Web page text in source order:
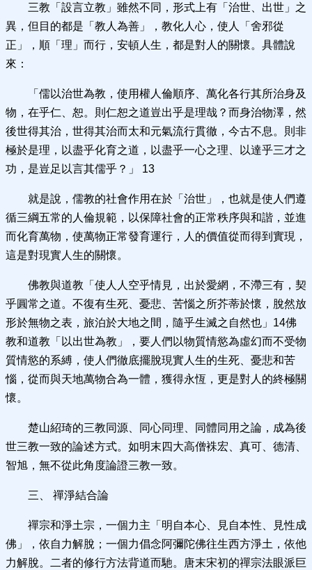
三教「設言立教」雖然不同，形式上有「治世、出世」之
異，但目的都是「教人為善」，教化人心，使人「舍邪從
正」，順「理」而行，安頓人生，都是對人的關懷。具體說
來：
「儒以治世為教，使用權人倫順序、萬化各行其所治身及
物，在乎仁、恕。則仁恕之道豈出乎是理哉？而身治物澤，然
後世得其治，世得其治而太和元氣流行貫徹，今古不息。則非
極於是理，以盡乎化育之道，以盡乎一心之理、以達乎三才之
功，是豈足以言其儒乎？」 13
就是說，儒教的社會作用在於「治世」，也就是使人們遵
循三綱五常的人倫規範，以保障社會的正常秩序與和諧，並進
而化育萬物，使萬物正常發育運行，人的價值從而得到實現，
這是對現實人生的關懷。
佛教與道教「使人人空乎情見，出於愛網，不滯三有，契
乎圓常之道。不復有生死、憂悲、苦惱之所芥蒂於懷，脫然放
形於無物之表，旅泊於大地之間，隨乎生滅之自然也」14佛
教和道教「以出世為教」，要人們以物質情慾為虛幻而不受物
質情慾的系縛，使人們徹底擺脫現實人生的生死、憂悲和苦
惱，從而與天地萬物合為一體，獲得永恆，更是對人的終極關
懷。
楚山紹琦的三教同源、同心同理、同體同用之論，成為後
世三教一致的論述方式。如明末四大高僧袾宏、真可、德清、
智旭，無不從此角度論證三教一致。
三、 禪淨結合論
禪宗和淨土宗，一個力主「明自本心、見自本性、見性成
佛」，依自力解脫；一個力倡念阿彌陀佛往生西方淨土，依他
力解脫。二者的修行方法背道而馳。唐末宋初的禪宗法眼派巨